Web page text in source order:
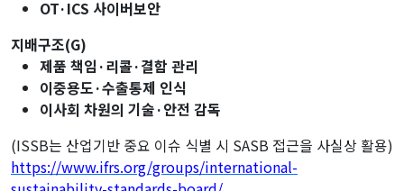
OT·ICS 사이버보안
지배구조(G)
제품 책임·리콜·결함 관리
이중용도·수출통제 인식
이사회 차원의 기술·안전 감독
(ISSB는 산업기반 중요 이슈 식별 시 SASB 접근을 사실상 활용)
https://www.ifrs.org/groups/international-